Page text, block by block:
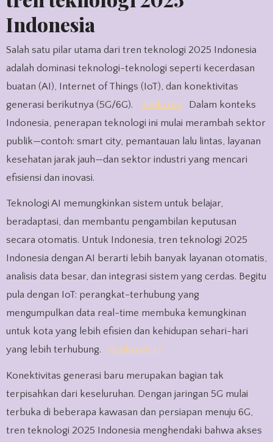
Indonesia
Salah satu pilar utama dari tren teknologi 2025 Indonesia
adalah dominasi teknologi-teknologi seperti kecerdasan
buatan (AI), Internet of Things (IoT), dan konektivitas
generasi berikutnya (5G/6G).
detikcom
Dalam konteks
Indonesia, penerapan teknologi ini mulai merambah sektor
publik—contoh: smart city, pemantauan lalu lintas, layanan
kesehatan jarak jauh—dan sektor industri yang mencari
efisiensi dan inovasi.
Teknologi AI memungkinkan sistem untuk belajar,
beradaptasi, dan membantu pengambilan keputusan
secara otomatis. Untuk Indonesia, tren teknologi 2025
Indonesia dengan AI berarti lebih banyak layanan otomatis,
analisis data besar, dan integrasi sistem yang cerdas. Begitu
pula dengan IoT: perangkat-terhubung yang
mengumpulkan data real-time membuka kemungkinan
untuk kota yang lebih efisien dan kehidupan sehari-hari
yang lebih terhubung.
detikcom +1
Konektivitas generasi baru merupakan bagian tak
terpisahkan dari keseluruhan. Dengan jaringan 5G mulai
terbuka di beberapa kawasan dan persiapan menuju 6G,
tren teknologi 2025 Indonesia menghendaki bahwa akses